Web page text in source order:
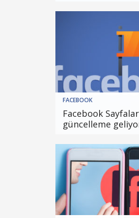
FACEBOOK
Facebook
güncelleme